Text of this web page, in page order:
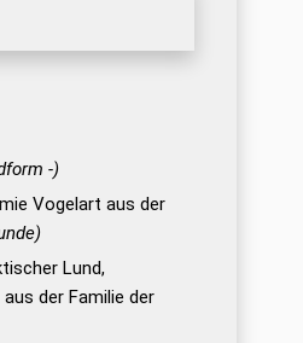
-)
Vogelart aus der
Lund,
der Familie der